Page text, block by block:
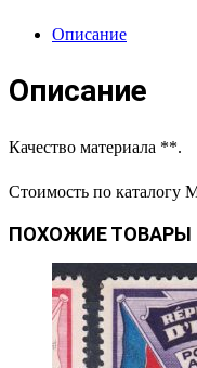
Описание
Описание
Качество материала **.
Стоимость по каталогу
ПОХОЖИЕ ТОВАРЫ